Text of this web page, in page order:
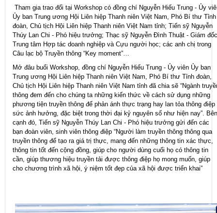
Tham gia trao đổi tại Workshop có đồng chí Nguyễn Hiếu Trung - Ủy
Ủy ban Trung ương Hội Liên hiệp Thanh niên Việt Nam, Phó Bí thư Tỉnh
đoàn, Chủ tịch Hội Liên hiệp Thanh niên Việt Nam tỉnh; Tiến sỹ Nguyễn
Thúy Lan Chi - Phó hiệu trưởng; Thạc sỹ Nguyễn Đình Thuật - Giám đốc
Trung tâm Hợp tác doanh nghiệp và Cựu người học; các anh chị trong
Câu lạc bộ Truyền thông “Key moment”…
Mở đâu buổi Workshop, đồng chí Nguyễn Hiếu Trung - Ủy viên Ủy ban
Trung ương Hội Liên hiệp Thanh niên Việt Nam, Phó Bí thư Tỉnh đoàn,
Chủ tịch Hội Liên hiệp Thanh niên Việt Nam tỉnh đã chia sẽ “Ngành
thông đem đến cho chúng ta những kiến thức về cách sử dụng những
phương tiện truyền thông để phản ánh thực trạng hay lan tỏa thông điệp
sức ảnh hưởng, đặc biệt trong thời đại kỷ nguyên số như hiện nay”. Bên
cạnh đó, Tiến sỹ Nguyễn Thúy Lan Chi - Phó hiệu trưởng gửi đến các
bạn đoàn viên, sinh viên thông điệp “Người làm truyền thông thông qua
truyền thông để tạo ra giá trị thực, mang đến những thông tin xác thực,
thông tin tốt đến cộng đồng, giúp cho người dùng cuối họ có thông tin
cần, giúp thương hiệu truyền tải được thông điệp họ mong muốn, giúp
cho chương trình xã hội, ý niệm tốt đẹp của xã hội được triển khai”